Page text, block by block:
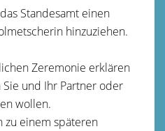
Standesamt einen
hinzuziehen.
Zeremonie erklären
und Ihr Partner oder
wollen.
zu einem späteren